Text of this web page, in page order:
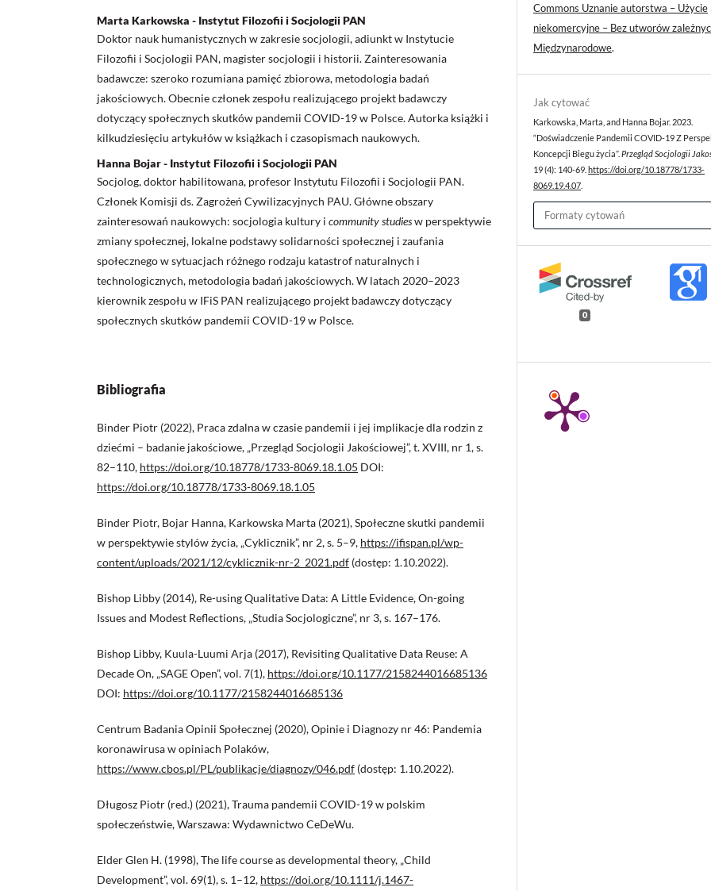
Marta Karkowska - Instytut Filozofii i Socjologii PAN
Doktor nauk humanistycznych w zakresie socjologii, adiunkt w Instytucie
Filozofii i Socjologii PAN, magister socjologii i historii. Zainteresowania
badawcze: szeroko rozumiana pamięć zbiorowa, metodologia badań
jakościowych. Obecnie członek zespołu realizującego projekt badawczy
dotyczący społecznych skutków pandemii COVID-19 w Polsce. Autorka książki i
kilkudziesięciu artykułów w książkach i czasopismach naukowych.
Hanna Bojar - Instytut Filozofii i Socjologii PAN
Socjolog, doktor habilitowana, profesor Instytutu Filozofii i Socjologii PAN.
Członek Komisji ds. Zagrożeń Cywilizacyjnych PAU. Główne obszary
zainteresowań naukowych: socjologia kultury i community studiesw perspektywie
zmiany społecznej, lokalne podstawy solidarności społecznej i zaufania
społecznego w sytuacjach różnego rodzaju katastrof naturalnych i
technologicznych, metodologia badań jakościowych. W latach 2020–2023
kierownik zespołu w IFiS PAN realizującego projekt badawczy dotyczący
społecznych skutków pandemii COVID-19 w Polsce.
Bibliografia
Binder Piotr (2022), Praca zdalna w czasie pandemii i jej implikacje dla rodzin z
dziećmi – badanie jakościowe, „Przegląd Socjologii Jakościowej”, t. XVIII, nr 1, s.
82–110, https://doi.org/10.18778/1733-8069.18.1.05 DOI:
https://doi.org/10.18778/1733-8069.18.1.05
Binder Piotr, Bojar Hanna, Karkowska Marta (2021), Społeczne skutki pandemii
w perspektywie stylów życia, „Cyklicznik”, nr 2, s. 5–9, https://ifispan.pl/wp-
content/uploads/2021/12/cyklicznik-nr-2_2021.pdf (dostęp: 1.10.2022).
Bishop Libby (2014), Re-using Qualitative Data: A Little Evidence, On-going
Issues and Modest Reflections, „Studia Socjologiczne”, nr 3, s. 167–176.
Bishop Libby, Kuula-Luumi Arja (2017), Revisiting Qualitative Data Reuse: A
Decade On, „SAGE Open”, vol. 7(1), https://doi.org/10.1177/2158244016685136
DOI: https://doi.org/10.1177/2158244016685136
Centrum Badania Opinii Społecznej (2020), Opinie i Diagnozy nr 46: Pandemia
koronawirusa w opiniach Polaków,
https://www.cbos.pl/PL/publikacje/diagnozy/046.pdf (dostęp: 1.10.2022).
Długosz Piotr (red.) (2021), Trauma pandemii COVID-19 w polskim
społeczeństwie, Warszawa: Wydawnictwo CeDeWu.
Elder Glen H. (1998), The life course as developmental theory, „Child
Development”, vol. 69(1), s. 1–12, https://doi.org/10.1111/j.1467-
Commons Uznanie autorstwa – Użycie
niekomercyjne – Bez utworów
Międzynarodowe.
Jak cytować
Karkowska, Marta, and Hanna Bojar. 2023.
“Doświadczenie Pandemii COVID-19 Z
Koncepcji Biegu życia”. Przegląd Socjologii
19 (4): 140-69. https://doi.org/10.18778/1733-
8069.19.4.07
Formaty cytowań
0